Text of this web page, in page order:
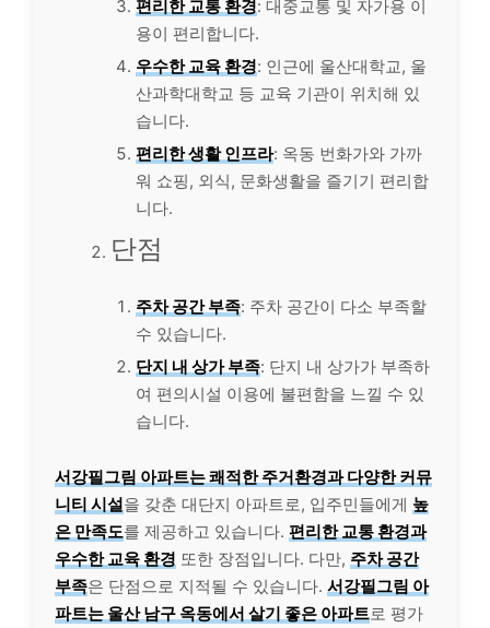
편리한 교통 환경: 대중교통 및 자가용 이
용이 편리합니다.
우수한 교육 환경: 인근에 울산대학교, 울
산과학대학교 등 교육 기관이 위치해 있
습니다.
편리한 생활 인프라: 옥동 번화가와 가까
워 쇼핑, 외식, 문화생활을 즐기기 편리합
니다.
단점
주차 공간 부족: 주차 공간이 다소 부족할
수 있습니다.
단지 내 상가 부족: 단지 내 상가가 부족하
여 편의시설 이용에 불편함을 느낄 수 있
습니다.
서강필그림 아파트는 쾌적한 주거환경과 다양한 커뮤
니티 시설을 갖춘 대단지 아파트로, 입주민들에게 높
은 만족도를 제공하고 있습니다. 편리한 교통 환경과
우수한 교육 환경 또한 장점입니다. 다만, 주차 공간
부족은 단점으로 지적될 수 있습니다. 서강필그림 아
파트는 울산 남구 옥동에서 살기 좋은 아파트로 평가